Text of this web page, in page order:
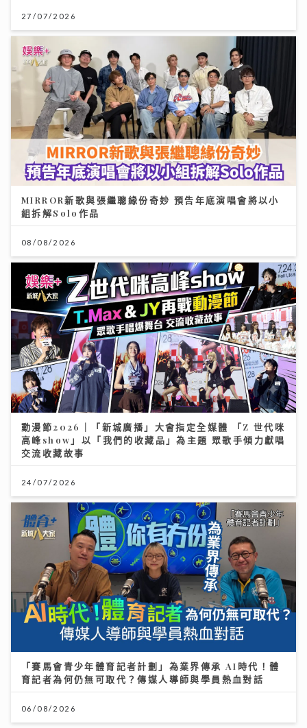
27/07/2026
MIRROR新歌與張繼聰緣份奇妙 預告年底演唱會將以小
組拆解Solo作品
08/08/2026
動漫節2026｜「新城廣播」大會指定全媒體 「Z 世代咪
高峰show」以「我們的收藏品」為主題 眾歌手傾力獻唱
交流收藏故事
24/07/2026
「賽馬會青少年體育記者計劃」為業界傳承 AI時代！體
育記者為何仍無可取代？傳媒人導師與學員熱血對話
06/08/2026